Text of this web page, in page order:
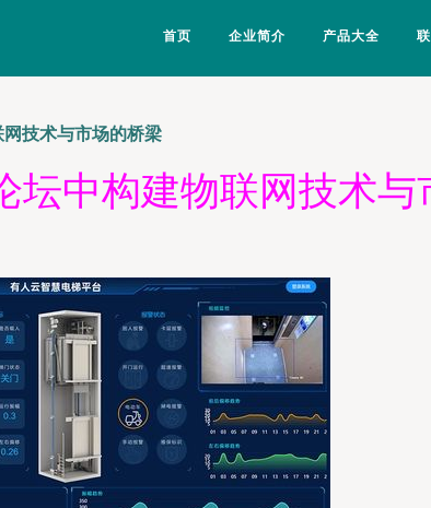
首页 企业简介 产品大全
技术与市场的桥梁
坛中构建物联网技术与